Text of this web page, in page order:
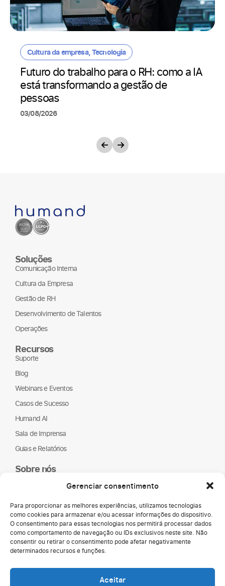
Gerenciar consentimento
Para proporcionar as melhores experiências, utilizamos tecnologias
como cookies para armazenar e/ou acessar informações do dispositivo.
O consentimento para essas tecnologias nos permitirá processar dados
como comportamento de navegação ou IDs exclusivos neste site. Não
consentir ou retirar o consentimento pode afetar negativamente
determinados recursos e funções.
Aceitar
Cultura da empresa,Tecnologia
Futuro do trabalho para o RH: como a IA
está transformando a gestão de
pessoas
03/08/2026
Soluções
Comunicação Interna
Cultura da Empresa
Gestão de RH
Desenvolvimento de Talentos
Operações
Recursos
Suporte
Blog
Webinars e Eventos
Casos de Sucesso
Humand AI
Sala de Imprensa
Guias e Relatórios
Sobre nós
ONGs
LGPD